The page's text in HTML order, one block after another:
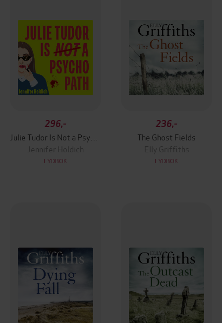
296,-
Jennifer Holdich
LYDBOK
236,-
The Ghost Fields
Elly Griffiths
LYDBOK